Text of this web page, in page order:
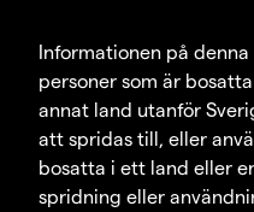
Informationen på
personer som är
annat land utanför
att spridas till, eller
bosatta i ett land eller
spridning eller